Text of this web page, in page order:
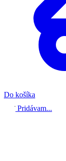
Do košíka
Pridávam...